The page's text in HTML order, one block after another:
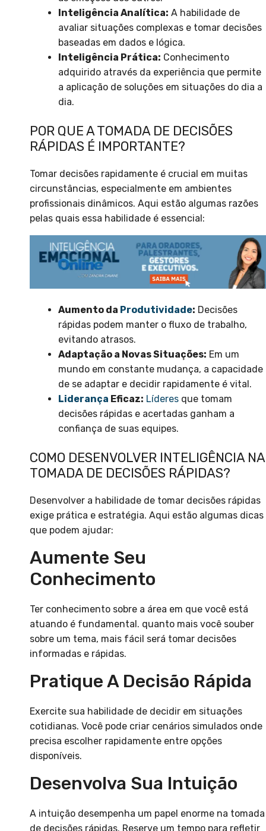
Inteligência Analítica: A habilidade de
avaliar situações complexas e tomar decisões
baseadas em dados e lógica.
Inteligência Prática: Conhecimento
adquirido através da experiência que permite
a aplicação de soluções em situações do dia a
dia.
POR QUE A TOMADA DE DECISÕES
RÁPIDAS É IMPORTANTE?
Tomar decisões rapidamente é crucial em muitas
circunstâncias, especialmente em ambientes
profissionais dinâmicos. Aqui estão algumas razões
pelas quais essa habilidade é essencial:
Aumento da Produtividade: Decisões
rápidas podem manter o fluxo de trabalho,
evitando atrasos.
Adaptação a Novas Situações: Em um
mundo em constante mudança, a capacidade
de se adaptar e decidir rapidamente é vital.
Liderança Eficaz: Líderes que tomam
decisões rápidas e acertadas ganham a
confiança de suas equipes.
COMO DESENVOLVER INTELIGÊNCIA NA
TOMADA DE DECISÕES RÁPIDAS?
Desenvolver a habilidade de tomar decisões rápidas
exige prática e estratégia. Aqui estão algumas dicas
que podem ajudar:
Aumente Seu
Conhecimento
Ter conhecimento sobre a área em que você está
atuando é fundamental. quanto mais você souber
sobre um tema, mais fácil será tomar decisões
informadas e rápidas.
Pratique A Decisão Rápida
Exercite sua habilidade de decidir em situações
cotidianas. Você pode criar cenários simulados onde
precisa escolher rapidamente entre opções
disponíveis.
Desenvolva Sua Intuição
A intuição desempenha um papel enorme na tomada
de decisões rápidas. Reserve um tempo para refletir